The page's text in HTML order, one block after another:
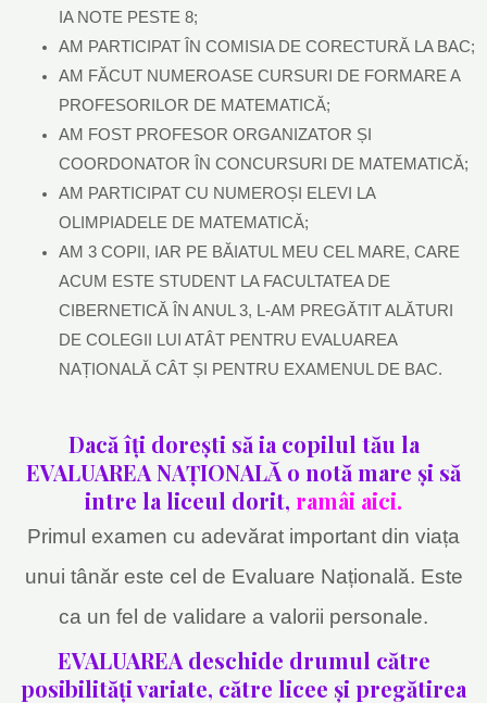
IA NOTE PESTE 8;
AM PARTICIPAT ÎN COMISIA DE CORECTURĂ LA BAC;
AM FĂCUT NUMEROASE CURSURI DE FORMARE A
PROFESORILOR DE MATEMATICĂ;
AM FOST PROFESOR ORGANIZATOR ȘI
COORDONATOR ÎN CONCURSURI DE MATEMATICĂ;
AM PARTICIPAT CU NUMEROȘI ELEVI LA
OLIMPIADELE DE MATEMATICĂ;
AM 3 COPII, IAR PE BĂIATUL MEU CEL MARE, CARE
ACUM ESTE STUDENT LA FACULTATEA DE
CIBERNETICĂ ÎN ANUL 3, L-AM PREGĂTIT ALĂTURI
DE COLEGII LUI ATÂT PENTRU EVALUAREA
NAȚIONALĂ CÂT ȘI PENTRU EXAMENUL DE BAC.
Dacă îți dorești să ia copilul tău la
EVALUAREA NAȚIONALĂ o notă mare și să
intre la liceul dorit, ramâi aici.
Primul examen cu adevărat important din viața
unui tânăr este cel de Evaluare Națională. Este
ca un fel de validare a valorii personale.
EVALUAREA deschide drumul către
posibilități variate, către licee și pregătirea